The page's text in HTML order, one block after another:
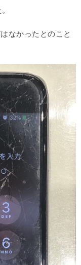
なかったとのこと